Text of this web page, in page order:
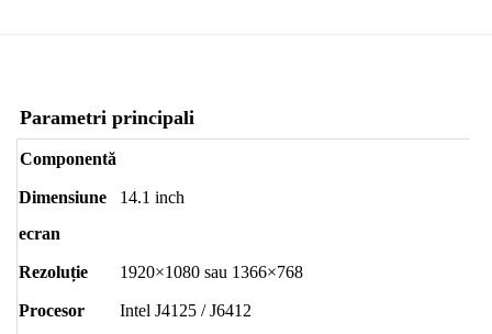
Parametri principali
Componentă
Dimensiune
ecran
14.1 inch
Rezoluție 1920×1080 sau 1366×768
Procesor
Intel J4125 / J6412